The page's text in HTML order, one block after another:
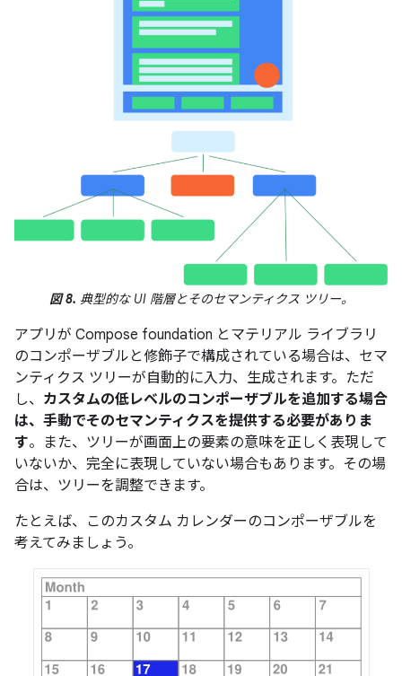
図 8. 典型的な UI 階層とそのセマンティクス ツリー。
アプリが Compose foundation とマテリアル ライブラリ
のコンポーザブルと修飾子で構成されている場合は、セマ
ンティクス ツリーが自動的に入力、生成されます。ただ
し、 カスタムの低レベルのコンポーザブルを追加する場合
は、手動でそのセマンティクスを提供する必要がありま
す。また、ツリーが画面上の要素の意味を正しく表現して
いないか、完全に表現していない場合もあります。その場
合は、ツリーを調整できます。
たとえば、このカスタム カレンダーのコンポーザブルを
考えてみましょう。